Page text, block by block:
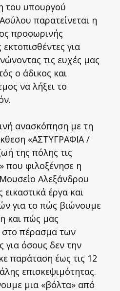
του υπουργού
παρατείνεται η
προσωρινής
για
τις ευχές μας
ο άδικος και
να λήξει το
ανασκόπηση με τη
«ΑΣΤΥΓΡΑΦΙΑ /
της πόλης τις
που φιλοξένησε η
Αλεξάνδρου
έργα και
για το πώς βιώνουμε
και πώς μας
στο πέρασμα των
για όσους δεν την
παράταση έως τις 12
επισκεψιμότητας.
μια «βόλτα» από